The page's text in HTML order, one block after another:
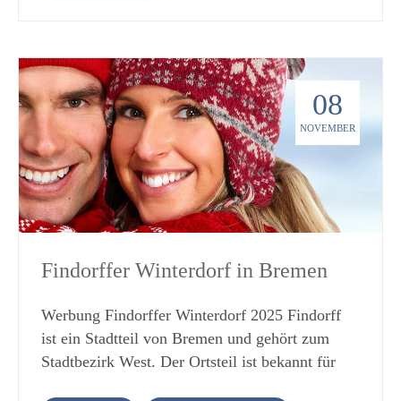
von 11 – 21 Uhr 24.12.2025: von 11 – 16 Uhr
25.12. – 26.12.2025: von 11 – 19 Uhr
Veranstaltungsort Weihnachtsmarkt am
Stephansplatz 2025 Stephansplatz/Richtung
Churhausgasse, 1010 Wien Österreich Telefon:
+43 1 407 73 130 Weitere Informationen auf
www.weihnachtsmarkt-stephansplatz.at
Auf diesem Weihnachtsmarkt im Herzen von
Kopenhagen und in der historischen Umgebung
des Königs Nytorv findet man festlich dekorierte
Buden mit einem breiten Angebot an
Geschenkideen und natürlich die klassischen
Leckereien und Heißgetränke. Sie können sich
in den vielen schönen Ständen nach
Weihnachtsgeschenken und Dekorationen
Familie auf dem Weihnachtsmarkt den
bestimmt für ein gemeinsames Foto mit ihnen
vor die Kamera stellen. Erleben sie Adventszeit
Kongens Nytorv in Kopenhagen in Dänemark.
08
NOVEMBER
Findorffer Winterdorf in Bremen
Werbung Findorffer Winterdorf 2025 Findorff
ist ein Stadtteil von Bremen und gehört zum
Stadtbezirk West. Der Ortsteil ist bekannt für